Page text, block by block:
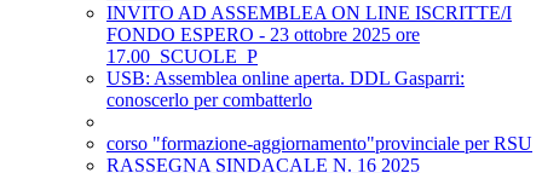
INVITO AD ASSEMBLEA ON LINE ISCRITTE/I
FONDO ESPERO - 23 ottobre 2025 ore
17.00_SCUOLE_P
USB: Assemblea online aperta. DDL Gasparri:
conoscerlo per combatterlo
corso "formazione-aggiornamento"provinciale per RSU
RASSEGNA SINDACALE N. 16 2025